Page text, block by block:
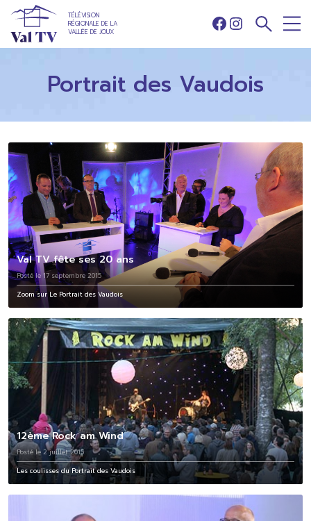
TÉLÉVISION
RÉGIONALE DE LA
VALLÉE DE JOUX
Facebook
Instagram
Portrait des Vaudois
Val TV fête ses 20 ans
Posté le 17 septembre 2015
Zoom sur Le Portrait des Vaudois
12ème Rock am Wind
Posté le 2 juillet 2015
Les coulisses du Portrait des Vaudois